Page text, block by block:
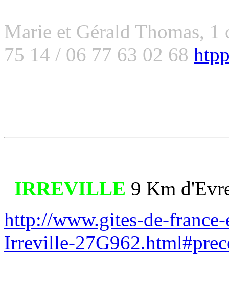
Marie et Gérald Thomas,
75 14 / 06 77 63 02 68
IRREVILLE 9 Km
http://www.gites-de-
Irreville-